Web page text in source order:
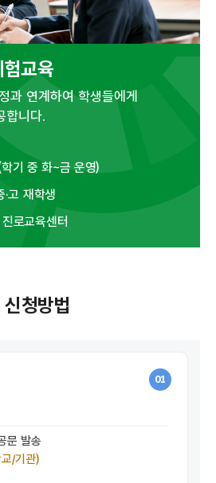
교육
과 연계하여 학생들에게
합니다.
기 중 화~금 운영)
·고 재학생
로교육센터
신청방법
01
문 발송
/기관)